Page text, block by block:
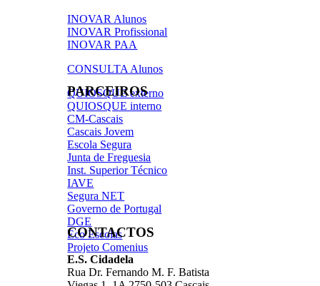
INOVAR Alunos
INOVAR Profissional
INOVAR PAA
CONSULTA Alunos
QUIOSQUE externo
QUIOSQUE interno
PARCEIROS
CM-Cascais
Cascais Jovem
Escola Segura
Junta de Freguesia
Inst. Superior Técnico
IAVE
Segura NET
Governo de Portugal
DGE
Eco Escolas
Projeto Comenius
CONTACTOS
E.S. Cidadela
Rua Dr. Fernando M. F. Batista